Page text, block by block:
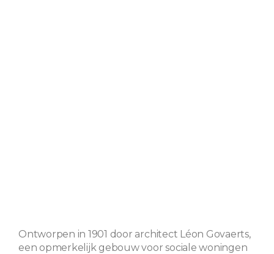
Ontworpen in 1901 door architect Léon Govaerts,
een opmerkelijk gebouw voor sociale woningen